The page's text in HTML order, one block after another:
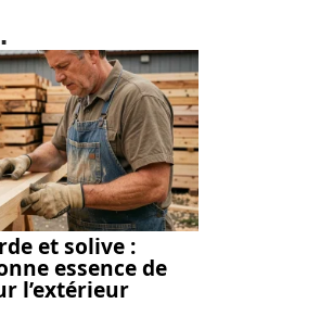
et solive :
essence de
l’extérieur